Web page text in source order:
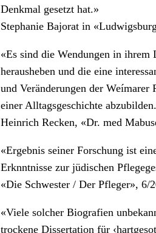
Denkmal gesetzt hat.»
Stephanie Bajorat in
«Es sind die Wendungen in ihrem
herausheben und die eine
und Veränderungen der
einer Alltagsgeschichte
Heinrich Recken, «Dr. med
«Ergebnis seiner Forschung ist
Erknntnisse zur jüdischen
«Die Schwester / Der Pfleger», 6/
«Viele solcher Biografien
trockene Dissertation für